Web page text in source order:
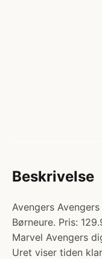
Beskrivelse
Avengers
Børneure. Pris:
Marvel Avengers
Uret viser tiden